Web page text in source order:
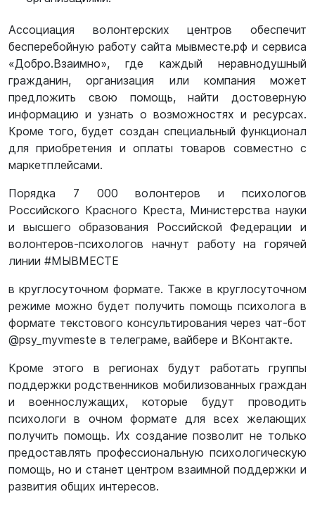
Ассоциация волонтерских центров обеспечит
бесперебойную работу сайта мывместе.рф и сервиса
«Добро.Взаимно», где каждый неравнодушный
гражданин, организация или компания может
предложить свою помощь, найти достоверную
информацию и узнать о возможностях и ресурсах.
Кроме того, будет создан специальный функционал
для приобретения и оплаты товаров совместно с
маркетплейсами.
Порядка 7 000 волонтеров и психологов
Российского Красного Креста, Министерства науки
и высшего образования Российской Федерации и
волонтеров-психологов начнут работу на горячей
линии #МЫВМЕСТЕ
в круглосуточном формате. Также в круглосуточном
режиме можно будет получить помощь психолога в
формате текстового консультирования через чат-бот
@psy_myvmeste в телеграме, вайбере и ВКонтакте.
Кроме этого в регионах будут работать группы
поддержки родственников мобилизованных граждан
и военнослужащих, которые будут проводить
психологи в очном формате для всех желающих
получить помощь. Их создание позволит не только
предоставлять профессиональную психологическую
помощь, но и станет центром взаимной поддержки и
развития общих интересов.